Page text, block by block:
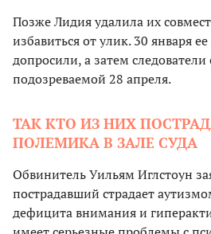
Позже Лидия удалила их
избавиться от улик. 30 января
допросили, а затем
подозреваемой 28 апреля.
ТАК КТО ИЗ НИХ
ПОЛЕМИКА В ЗАЛЕ СУДА
Обвинитель Уильям Иглстоун
пострадавший страдает
дефицита внимания и